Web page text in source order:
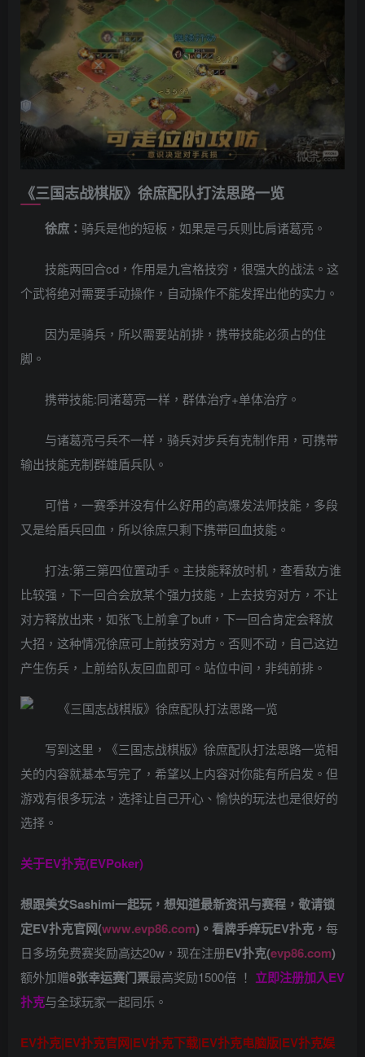
《三国志战棋版》徐庶配队打法思路一览
徐庶： 骑兵是他的短板，如果是弓兵则比肩诸葛亮。
技能两回合cd，作用是九宫格技穷，很强大的战法。这
个武将绝对需要手动操作，自动操作不能发挥出他的实力。
因为是骑兵，所以需要站前排，携带技能必须占的住
脚。
携带技能:同诸葛亮一样，群体治疗+单体治疗。
与诸葛亮弓兵不一样，骑兵对步兵有克制作用，可携带
输出技能克制群雄盾兵队。
可惜，一赛季并没有什么好用的高爆发法师技能，多段
又是给盾兵回血，所以徐庶只剩下携带回血技能。
打法:第三第四位置动手。主技能释放时机，查看敌方谁
比较强，下一回合会放某个强力技能，上去技穷对方，不让
对方释放出来，如张飞上前拿了buff，下一回合肯定会释放
大招，这种情况徐庶可上前技穷对方。否则不动，自己这边
产生伤兵，上前给队友回血即可。站位中间，非纯前排。
写到这里，《三国志战棋版》徐庶配队打法思路一览相
关的内容就基本写完了，希望以上内容对你能有所启发。但
游戏有很多玩法，选择让自己开心、愉快的玩法也是很好的
选择。
关于EV扑克(EVPoker)
想跟美女Sashimi一起玩， 想知道最新资讯与赛程， 敬请锁
定EV扑克官网(www.evp86.com)。看牌手痒玩EV扑克， 每
日多场免费赛奖励高达20w，现在注册EV扑克(evp86.com)
额外加赠8张幸运赛门票最高奖励1500倍 ！ 立即注册加入EV
扑克与全球玩家一起同乐。
EV扑克|EV扑克官网|EV扑克下载|EV扑克电脑版|EV扑克娱